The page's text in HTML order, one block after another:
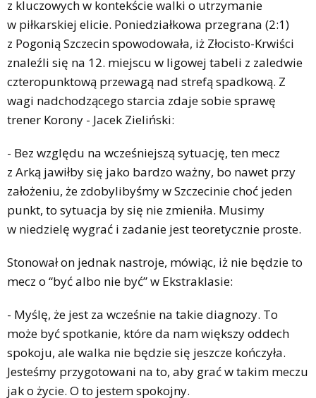
z kluczowych w kontekście walki o utrzymanie
w piłkarskiej elicie. Poniedziałkowa przegrana (2:1)
z Pogonią Szczecin spowodowała, iż Złocisto-Krwiści
znaleźli się na 12. miejscu w ligowej tabeli z zaledwie
czteropunktową przewagą nad strefą spadkową. Z
wagi nadchodzącego starcia zdaje sobie sprawę
trener Korony - Jacek Zieliński:
- Bez względu na wcześniejszą sytuację, ten mecz
z Arką jawiłby się jako bardzo ważny, bo nawet przy
założeniu, że zdobylibyśmy w Szczecinie choć jeden
punkt, to sytuacja by się nie zmieniła. Musimy
w niedzielę wygrać i zadanie jest teoretycznie proste.
Stonował on jednak nastroje, mówiąc, iż nie będzie to
mecz o “być albo nie być” w Ekstraklasie:
- Myślę, że jest za wcześnie na takie diagnozy. To
może być spotkanie, które da nam większy oddech
spokoju, ale walka nie będzie się jeszcze kończyła.
Jesteśmy przygotowani na to, aby grać w takim meczu
jak o życie. O to jestem spokojny.